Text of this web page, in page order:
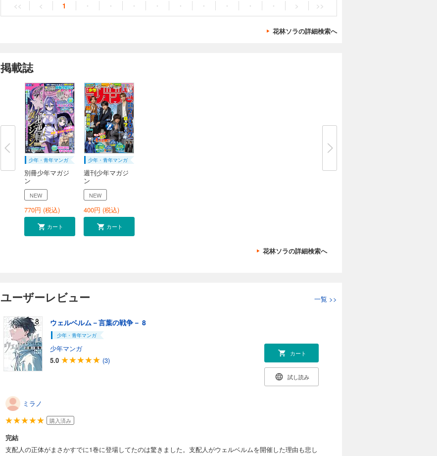
<< < 1 ・ ・ ・ ・ ・ ・ ・ ・ ・ > >>
花林ソラの詳細検索へ
掲載誌
少年・青年マンガ
別冊少年マガジ
ン
NEW
770円 (税込)
カート
少年・青年マンガ
週刊少年マガジ
ン
NEW
400円 (税込)
カート
花林ソラの詳細検索へ
ユーザーレビュー 一覧 >>
ウェルベルム－言葉の戦争－ 8
少年・青年マンガ
少年マンガ
5.0
(3)
カート
試し読み
ミラノ
購入済み
完結
支配人の正体がまさかすでに1巻に登場してたのは驚きました。支配人がウェルベルムを開催した理由も悲し